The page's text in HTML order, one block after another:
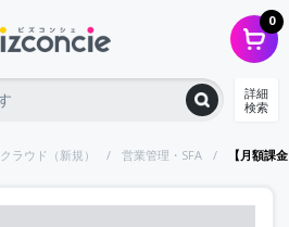
0
詳細
検索
クラウド（新規） 営業管理・SFA 【月額課